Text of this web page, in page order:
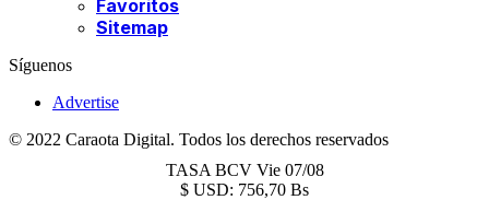
Favoritos
Sitemap
Síguenos
Advertise
© 2022 Caraota Digital. Todos los derechos reservados
TASA BCV Vie 07/08
$ USD: 756,70 Bs